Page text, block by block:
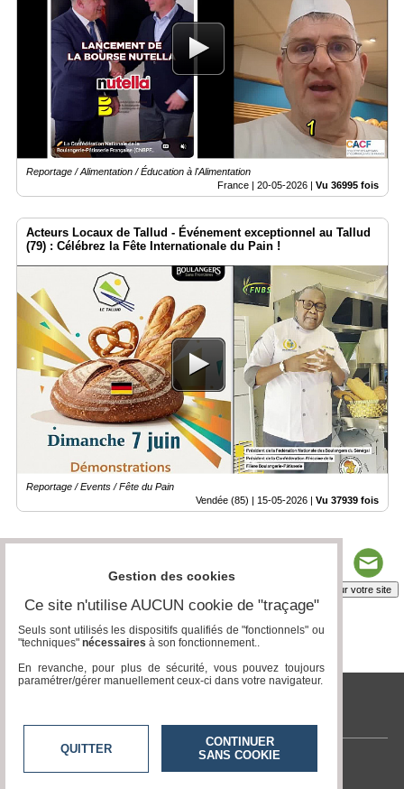
Reportage / Alimentation / Éducation à l'Alimentation
France | 20-05-2026 | Vu 36995 fois
Acteurs Locaux de Tallud - Événement exceptionnel au Tallud
(79) : Célébrez la Fête Internationale du Pain !
Reportage / Events / Fête du Pain
Vendée (85) | 15-05-2026 | Vu 37939 fois
Insérez sur votre site
tvlocale.fr
Contactez-nous
Gestion des cookies
Ce site n'utilise AUCUN cookie de "traçage"
Seuls sont utilisés les dispositifs qualifiés de "fonctionnels" ou
"techniques" nécessaires à son fonctionnement..
En revanche, pour plus de sécurité, vous pouvez toujours
paramétrer/gérer manuellement ceux-ci dans votre navigateur.
QUITTER
CONTINUER
SANS COOKIE